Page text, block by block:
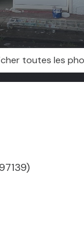
toutes les